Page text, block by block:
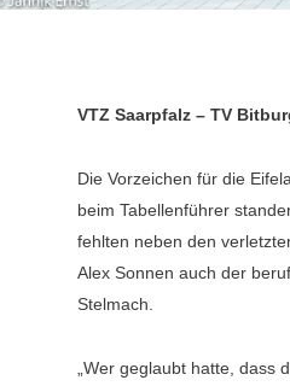
VTZ Saarpfalz – TV
Die Vorzeichen für die
beim Tabellenführer
fehlten neben den
Alex Sonnen auch der
Stelmach.
„Wer geglaubt hatte, dass